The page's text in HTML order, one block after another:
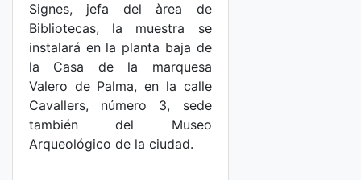
Signes, jefa del àrea de
Bibliotecas, la muestra se
instalará en la planta baja de
la Casa de la marquesa
Valero de Palma, en la calle
Cavallers, número 3, sede
también del Museo
Arqueológico de la ciudad.